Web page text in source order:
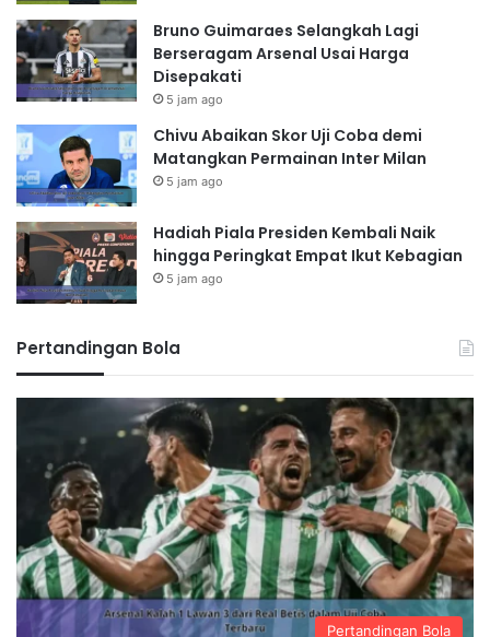
Bruno Guimaraes Selangkah Lagi
Berseragam Arsenal Usai Harga
Disepakati
5 jam ago
Chivu Abaikan Skor Uji Coba demi
Matangkan Permainan Inter Milan
5 jam ago
Hadiah Piala Presiden Kembali Naik
hingga Peringkat Empat Ikut Kebagian
5 jam ago
Pertandingan Bola
Pertandingan Bola